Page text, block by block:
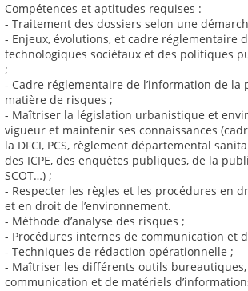
Compétences et aptitudes requises :
- Traitement des dossiers selon une
- Enjeux, évolutions, et cadre réglementaire
technologiques sociétaux et des politiques
;
- Cadre réglementaire de l’information de la
matière de risques ;
- Maîtriser la législation urbanistique et
vigueur et maintenir ses connaissances
la DFCI, PCS, règlement départemental
des ICPE, des enquêtes publiques, de la
SCOT…) ;
- Respecter les règles et les procédures en
et en droit de l’environnement.
- Méthode d’analyse des risques ;
- Procédures internes de communication et
- Techniques de rédaction opérationnelle ;
- Maîtriser les différents outils
communication et de matériels